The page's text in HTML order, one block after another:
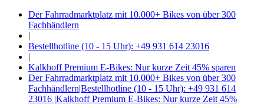
Der Fahrradmarktplatz mit 10.000+ Bikes von über 300
Fachhändlern
|
Bestellhotline (10 - 15 Uhr): +49 931 614 23016
|
Kalkhoff Premium E-Bikes: Nur kurze Zeit 45% sparen
Der Fahrradmarktplatz mit 10.000+ Bikes von über 300
Fachhändlern|Bestellhotline (10 - 15 Uhr): +49 931 614
23016 |Kalkhoff Premium E-Bikes: Nur kurze Zeit 45%